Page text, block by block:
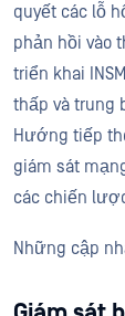
quyết các lỗ
phản hồi vào
triển khai
thấp và trung
Hướng tiếp
giám sát
các chiến
Những cập